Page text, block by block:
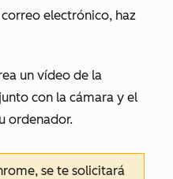
electrónico, haz
un vídeo de la
con la cámara y el
ordenador.
se te solicitará